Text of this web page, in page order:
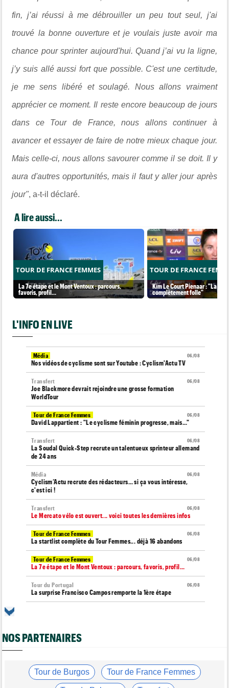
fin, j’ai réussi à me débrouiller un peu tout seul, j'ai
trouvé la bonne ouverture et je voulais juste avoir ma
chance pour sprinter aujourd'hui. Quand j’ai vu la ligne,
j’y suis allé aussi fort que possible. C'est une certitude,
je me sens libéré et soulagé. Nous allons vraiment
apprécier ce moment. Il reste encore beaucoup de jours
dans ce Tour de France, nous allons continuer à
avancer et essayer de faire de notre mieux chaque jour.
Mais celle-ci, nous allons savourer comme il se doit. Il y
aura d'autres opportunités, mais il faut y aller jour après
jour", a-t-il déclaré.
A lire aussi...
TOUR DE FRANCE FEMMES
La 7e étape et le Mont Ventoux : parcours,
favoris, profil…
TOUR DE FRANCE
Kim Le Court Pienaar : "La
complètement folle"
L'INFO EN LIVE
06/08
Média
Nos vidéos de cyclisme sont sur Youtube : Cyclism'Actu TV
06/08
Transfert
Joe Blackmore devrait rejoindre une grosse formation
WorldTour
06/08
Tour de France Femmes
David Lappartient : "Le cyclisme féminin progresse, mais…"
06/08
Transfert
La Soudal Quick-Step recrute un talentueux sprinteur allemand
de 24 ans
06/08
Média
Cyclism’Actu recrute des rédacteurs… si ça vous intéresse,
c'est ici !
06/08
Transfert
Le Mercato vélo est ouvert... voici toutes les dernières infos
06/08
Tour de France Femmes
La startlist complète du Tour Femmes... déjà 16 abandons
06/08
Tour de France Femmes
La 7e étape et le Mont Ventoux : parcours, favoris, profil…
06/08
Tour du Portugal
La surprise Francisco Campos remporte la 1ère étape
Tour de France Femmes
06/08
Tour de France Femmes
Kim Le Court Pienaar : "La course a été complètement folle"
NOS PARTENAIRES
Tour de Burgos Tour de France Femmes